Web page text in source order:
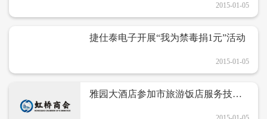
2015-01-05
捷仕泰电子开展“我为禁毒捐1元”活动
2015-01-05
雅园大酒店参加市旅游饭店服务技能